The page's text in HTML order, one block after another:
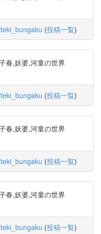
(投稿一覧)
春,妖婆,河童の世界
(投稿一覧)
春,妖婆,河童の世界
(投稿一覧)
春,妖婆,河童の世界
(投稿一覧)